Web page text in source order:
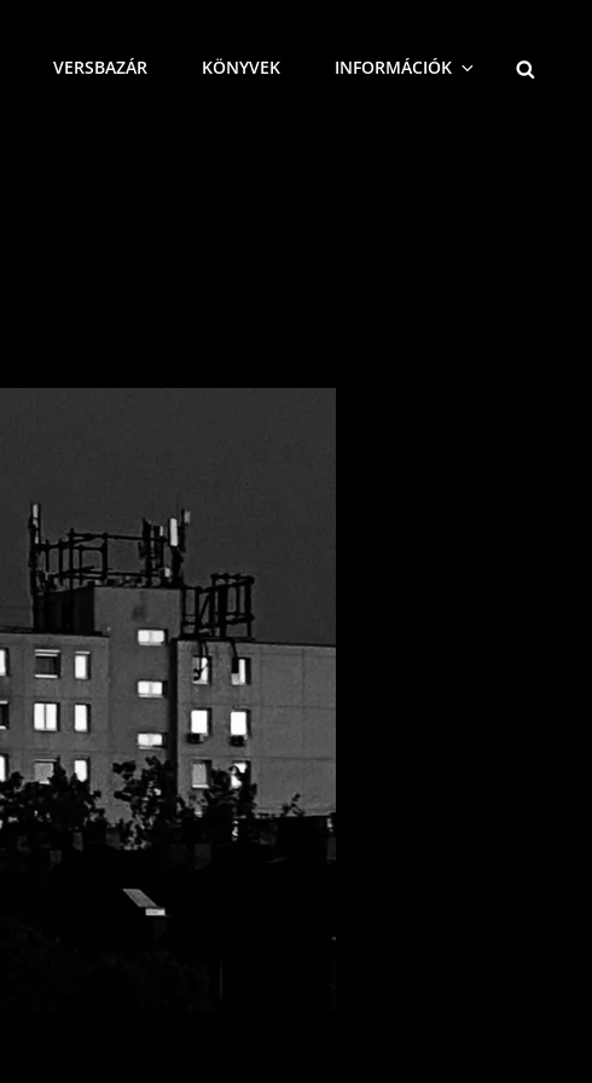
VERSBAZÁR KÖNYVEK INFORMÁCIÓK